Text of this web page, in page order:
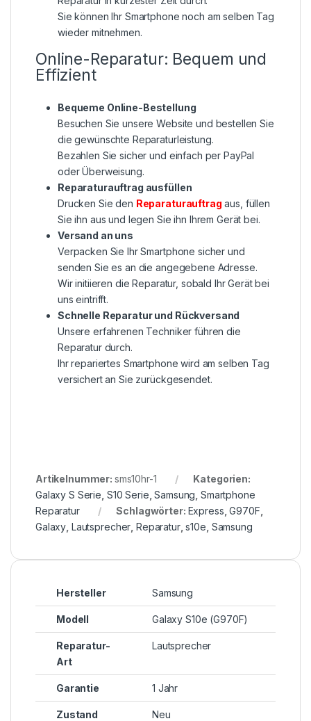
Sie können Ihr Smartphone noch am selben Tag
wieder mitnehmen.
Online-Reparatur: Bequem und
Effizient
Bequeme Online-Bestellung
Besuchen Sie unsere Website und bestellen Sie
die gewünschte Reparaturleistung.
Bezahlen Sie sicher und einfach per PayPal
oder Überweisung.
Reparaturauftrag ausfüllen
Drucken Sie den Reparaturauftrag aus, füllen
Sie ihn aus und legen Sie ihn Ihrem Gerät bei.
Versand an uns
Verpacken Sie Ihr Smartphone sicher und
senden Sie es an die angegebene Adresse.
Wir initiieren die Reparatur, sobald Ihr Gerät bei
uns eintrifft.
Schnelle Reparatur und Rückversand
Unsere erfahrenen Techniker führen die
Reparatur durch.
Ihr repariertes Smartphone wird am selben Tag
versichert an Sie zurückgesendet.
Artikelnummer: sms10hr-1
Kategorien:
Galaxy S Serie S10 Serie ,Samsung ,Smartphone
Reparatur
Schlagwörter: Express ,G970F
Galaxy Lautsprecher Reparatur,s10e Samsung
Hersteller Samsung
Modell Galaxy S10e (G970F)
Reparatur-
Art
Lautsprecher
Garantie 1 Jahr
Zustand Neu